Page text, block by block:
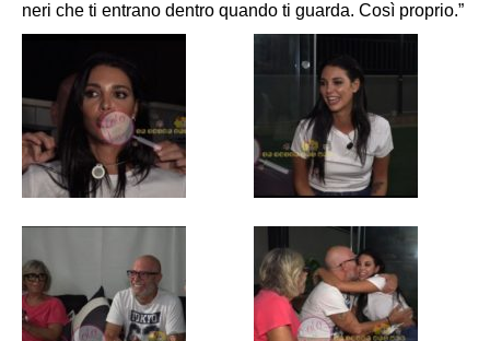
neri che ti entrano dentro quando ti guarda. Così proprio.”